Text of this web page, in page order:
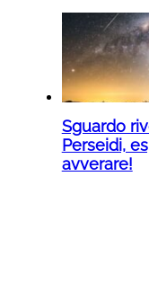
Sguardo
Perseidi,
avverare!